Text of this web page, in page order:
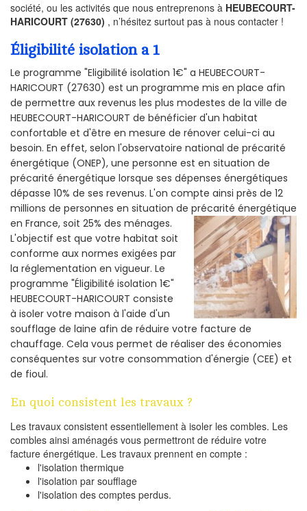
société, ou les activités que nous entreprenons à HEUBECOURT-
HARICOURT (27630) , n’hésitez surtout pas à nous contacter !
Éligibilité isolation a 1
Le programme "Eligibilité isolation 1€" a HEUBECOURT-
HARICOURT (27630) est un programme mis en place afin
de permettre aux revenus les plus modestes de la ville de
HEUBECOURT-HARICOURT de bénéficier d'un habitat
confortable et d'être en mesure de rénover celui-ci au
besoin. En effet, selon l'observatoire national de précarité
énergétique (ONEP), une personne est en situation de
précarité énergétique lorsque ses dépenses énergétiques
dépasse 10% de ses revenus. L'on compte ainsi près de 12
millions de personnes en situation de précarité énergétique
en France, soit 25% des ménages.
L'objectif est que votre habitat soit
conforme aux normes exigées par
la réglementation en vigueur. Le
programme "Éligibilité isolation 1€"
HEUBECOURT-HARICOURT consiste
à isoler votre maison à l'aide d'un
soufflage de laine afin de réduire votre facture de
chauffage. Cela vous permet de réaliser des économies
conséquentes sur votre consommation d'énergie (CEE) et
de fioul.
En quoi consistent les travaux ?
Les travaux consistent essentiellement à isoler les combles. Les
combles ainsi aménagés vous permettront de réduire votre
facture énergétique. Les travaux prennent en compte :
l'isolation thermique
l'isolation par soufflage
l'isolation des comptes perdus.